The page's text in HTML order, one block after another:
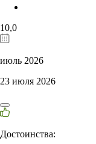
10,0
июль 2026
23 июля 2026
Достоинства: